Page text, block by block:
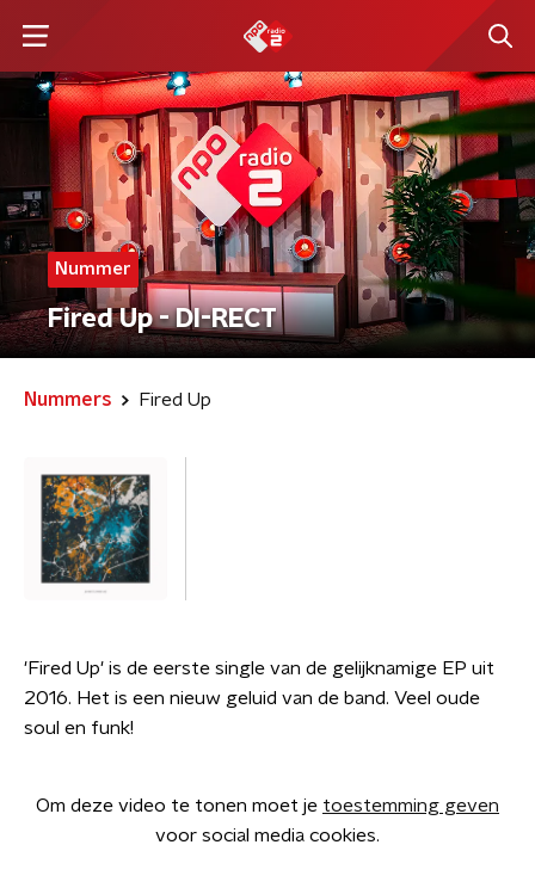
Nummer
Fired Up - DI-RECT
Nummers Fired Up
'Fired Up' is de eerste single van de gelijknamige EP uit
2016. Het is een nieuw geluid van de band. Veel oude
soul en funk!
Om deze video te tonen moet je toestemming geven
voor social media cookies.